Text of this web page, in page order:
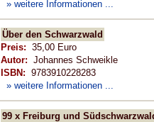
» weitere Informationen ...
Über den Schwarzwald
Preis: 35,00 Euro
Autor: Johannes Schweikle
ISBN: 9783910228283
» weitere Informationen ...
99 x Freiburg und